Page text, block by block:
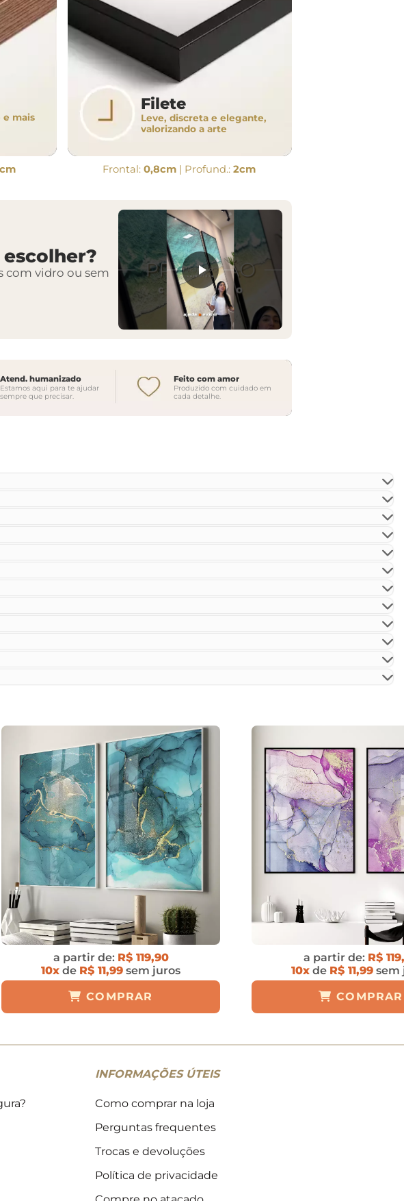
e mais
Filete
Leve, discreta e elegante,
valorizando a arte
Frontal:0,8cm | Profund.:2cm
escolher?
com vidro ou sem
Atend. humanizado
Estamos aqui para te ajudar
sempre que precisar.
Feito com amor
Produzido com cuidado em
cada detalhe.
a partir de: R$ 119,90
10x de R$ 11,99 sem juros
COMPRAR
a partir de: R$
10x de R$ 11,99 sem
COMPRAR
INFORMAÇÕES ÚTEIS
Como comprar na loja
Perguntas frequentes
Trocas e devoluções
Política de privacidade